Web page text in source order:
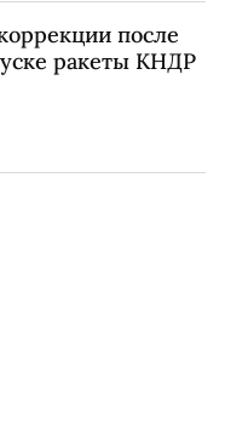
после
ракеты КНДР